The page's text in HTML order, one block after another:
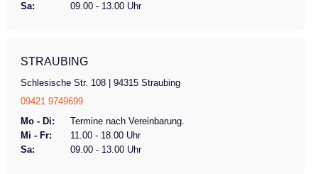
Sa:
09.00 - 13.00 Uhr
STRAUBING
Schlesische Str. 108 | 94315 Straubing
09421 9749699
Mo - Di:
Termine nach Vereinbarung.
Mi - Fr:
11.00 - 18.00 Uhr
Sa:
09.00 - 13.00 Uhr